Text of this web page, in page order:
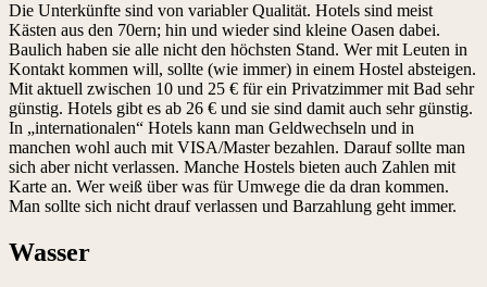
Die Unterkünfte sind von variabler Qualität. Hotels sind meist
Kästen aus den 70ern; hin und wieder sind kleine Oasen dabei.
Baulich haben sie alle nicht den höchsten Stand. Wer mit Leuten in
Kontakt kommen will, sollte (wie immer) in einem Hostel absteigen.
Mit aktuell zwischen 10 und 25 € für ein Privatzimmer mit Bad sehr
günstig. Hotels gibt es ab 26 € und sie sind damit auch sehr günstig.
In „internationalen“ Hotels kann man Geldwechseln und in
manchen wohl auch mit VISA/Master bezahlen. Darauf sollte man
sich aber nicht verlassen. Manche Hostels bieten auch Zahlen mit
Karte an. Wer weiß über was für Umwege die da dran kommen.
Man sollte sich nicht drauf verlassen und Barzahlung geht immer.
Wasser